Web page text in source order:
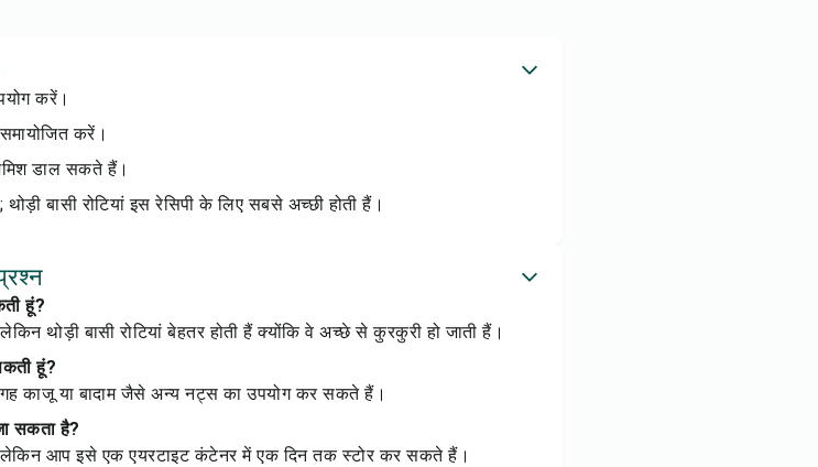
करें।
करें।
डाल सकते हैं।
बासी रोटियां इस रेसिपी के लिए सबसे अच्छी होती हैं।
हूं?
थोड़ी बासी रोटियां बेहतर होती हैं क्योंकि वे अच्छे से कुरकुरी हो जाती हैं।
हूं?
काजू या बादाम जैसे अन्य नट्स का उपयोग कर सकते हैं।
सकता है?
लेकिन आप इसे एक एयरटाइट कंटेनर में एक दिन तक स्टोर कर सकते हैं।